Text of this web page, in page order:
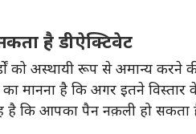
है डीऐक्टिवेट
को अस्थायी रूप से अमान्य करने
मानना है कि अगर इतने
है कि आपका पैन नक़ली हो सकता